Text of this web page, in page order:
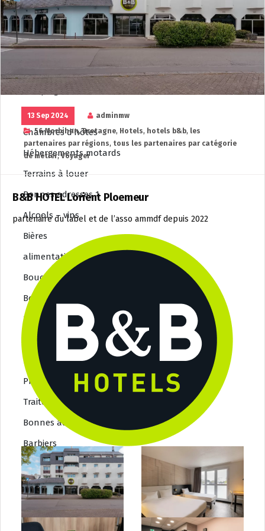
Salons de thé
Voyager
Tous les hôtels
Campings
Gites
Chambres d’hôtes
Hébergements motards
Terrains à louer
Bonnes adresses 1
Alcools – vins
Bières
alimentation de proximité
Bouchers / Charcutiers
Boulangers / Patissiers
Fromagers
Epiceries fine
Poissoniers
Primeurs
Traiteurs
Bonnes adresses 2
Barbiers
Beauté
Coiffeurs
opticiens
Tatoueurs
13 Sep 2024
adminmw
56 Morbihan,Bretagne, Hotels, hotels b&b, les
partenaires par régions, tous les partenaires par catégorie
de métier,Voyager
B&B HOTEL Lorient Ploemeur
partenaire du label et de l’asso ammdf depuis 2022